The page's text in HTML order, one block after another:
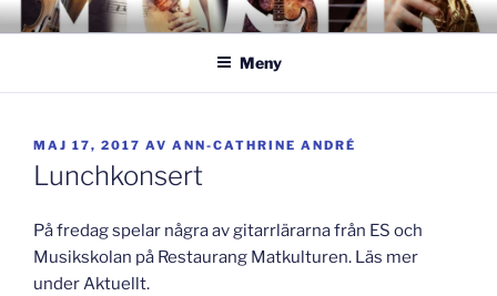
Hoppa
till
GISLAVEDMUSIKESTET
– här formas framtiden!
Meny
PUBLICERAT
MAJ 17, 2017 AV ANN-CATHRINE ANDRÉ
Lunchkonsert
På fredag spelar några av gitarrlärarna från ES och
Musikskolan på Restaurang Matkulturen. Läs mer
under Aktuellt.